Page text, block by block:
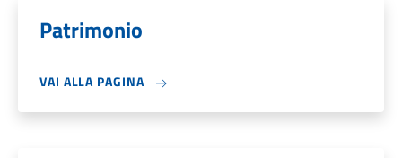
Patrimonio
VAI ALLA PAGINA